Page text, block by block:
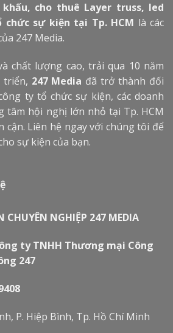
cho thuê Layer truss, led
sự kiện tại Tp. HCM là các
247 Media.
chất lượng cao, trải qua 10 năm
triển, 247 Media đã trở thành đối
ty tổ chức sự kiện, các doanh
tâm hội nghị lớn nhỏ tại Tp. HCM
cận. Liên hệ ngay với chúng tôi để
sự kiện của bạn.
CHUYÊN NGHIỆP 247 MEDIA
ty TNHH Thương mại Công
247
P. Hiệp Bình, Tp. Hồ Chí Minh